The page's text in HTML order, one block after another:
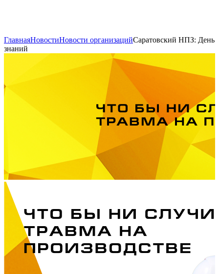
ГлавнаяНовостиНовости организацийСаратовский НПЗ: День
знаний